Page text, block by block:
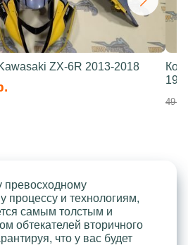
ZX-6R 2013-2018
49
превосходному
процессу и технологиям,
самым толстым и
обтекателей вторичного
что у вас будет